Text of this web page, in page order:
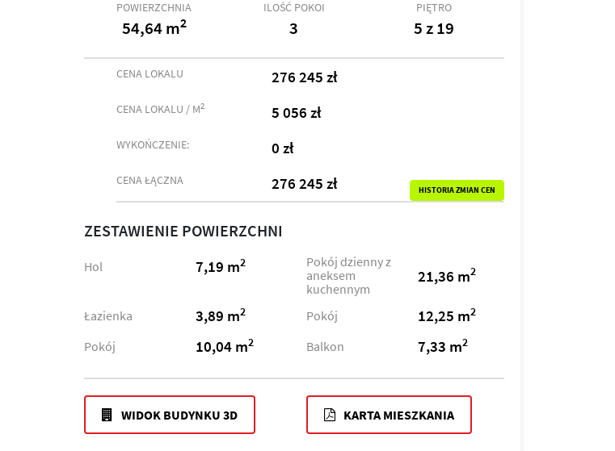
POWIERZCHNIA
54,64 m2
ILOŚĆ POKOI
3
PIĘTRO
5 z 19
CENA LOKALU 276 245 zł
CENA LOKALU / M2 5 056 zł
WYKOŃCZENIE: 0 zł
CENA ŁĄCZNA 276 245 zł HISTORIA ZMIAN CEN
ZESTAWIENIE POWIERZCHNI
Hol 7,19 m2
Pokój dzienny z
aneksem
kuchennym
21,36 m2
Łazienka 3,89 m2 Pokój 12,25 m2
Pokój 10,04 m2 Balkon 7,33 m2
WIDOK BUDYNKU 3D KARTA MIESZKANIA